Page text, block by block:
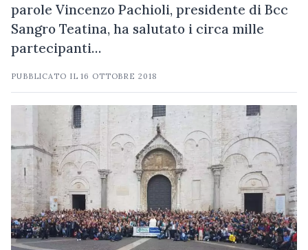
parole Vincenzo Pachioli, presidente di Bcc
Sangro Teatina, ha salutato i circa mille
partecipanti…
PUBBLICATO IL16 OTTOBRE 2018